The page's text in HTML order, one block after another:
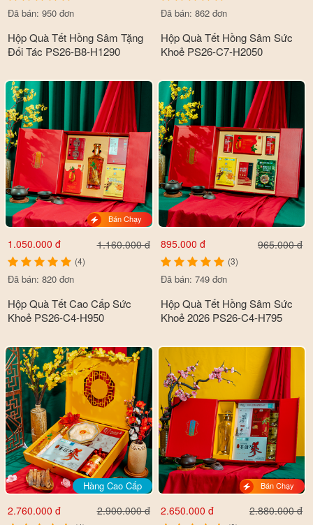
Đã bán: 950 đơn
Hộp Quà Tết Hồng Sâm Tặng
Đối Tác PS26-B8-H1290
Đã bán: 862 đơn
Hộp Quà Tết Hồng Sâm Sức
Khoẻ PS26-C7-H2050
Bán Chạy
1.050.000 đ 1.160.000 đ
(4)
Đã bán: 820 đơn
Hộp Quà Tết Cao Cấp Sức
Khoẻ PS26-C4-H950
895.000 đ 965.000 đ
(3)
Đã bán: 749 đơn
Hộp Quà Tết Hồng Sâm Sức
Khoẻ 2026 PS26-C4-H795
Hàng Cao Cấp
2.760.000 đ 2.900.000 đ
Bán Chạy
2.650.000 đ 2.880.000 đ